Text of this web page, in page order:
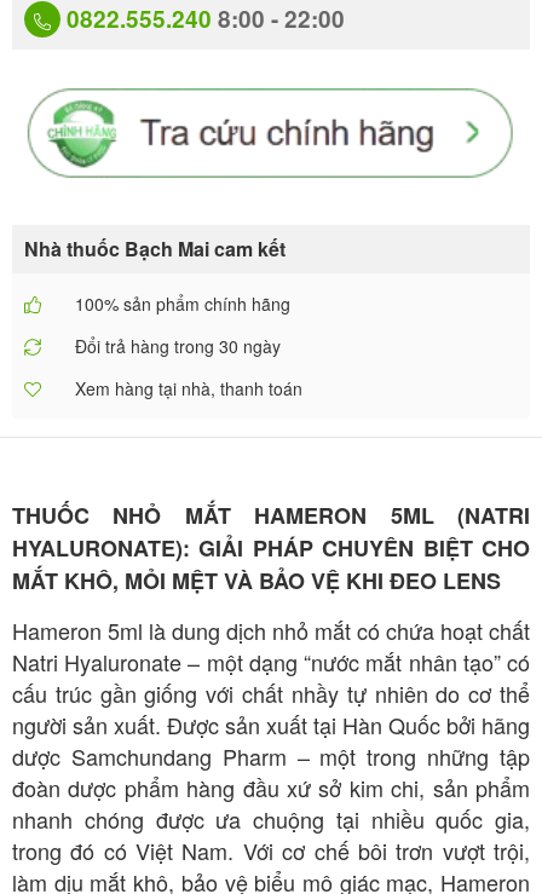
0822.555.240 8:00 - 22:00
Nhà thuốc Bạch Mai cam kết
100% sản phẩm chính hãng
Đổi trả hàng trong 30 ngày
Xem hàng tại nhà, thanh toán
THUỐC NHỎ MẮT HAMERON 5ML (NATRI
HYALURONATE): GIẢI PHÁP CHUYÊN BIỆT CHO
MẮT KHÔ, MỎI MỆT VÀ BẢO VỆ KHI ĐEO LENS
Hameron 5ml là dung dịch nhỏ mắt có chứa hoạt chất
Natri Hyaluronate – một dạng “nước mắt nhân tạo” có
cấu trúc gần giống với chất nhầy tự nhiên do cơ thể
người sản xuất. Được sản xuất tại Hàn Quốc bởi hãng
dược Samchundang Pharm – một trong những tập
đoàn dược phẩm hàng đầu xứ sở kim chi, sản phẩm
nhanh chóng được ưa chuộng tại nhiều quốc gia,
trong đó có Việt Nam. Với cơ chế bôi trơn vượt trội,
làm dịu mắt khô, bảo vệ biểu mô giác mạc, Hameron